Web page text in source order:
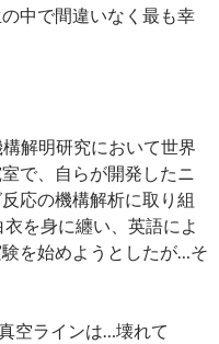
中で間違いなく最も幸
解明研究において世界
で、自らが開発したニ
応の機構解析に取り組
を身に纏い、英語によ
を始めようとしたが…そ
空ラインは…壊れて